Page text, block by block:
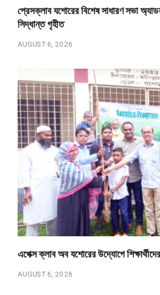
প্রেসক্লাব যশোরের বিশেষ সাধারণ সভা
সিদ্ধান্ত গৃহীত
AUGUST 6, 2026
এপেক্স ক্লাব অব যশোরের উদ্যোগে
AUGUST 6, 2026